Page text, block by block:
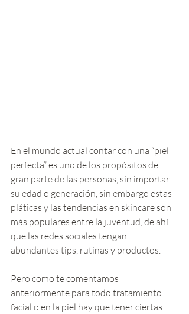
En el mundo actual contar con una “piel
perfecta” es uno de los propósitos de
gran parte de las personas, sin importar
su edad o generación, sin embargo estas
pláticas y las tendencias en skincare son
más populares entre la juventud, de ahí
que las redes sociales tengan
abundantes tips, rutinas y productos.
Pero como te comentamos
anteriormente para todo tratamiento
facial o en la piel hay que tener ciertas